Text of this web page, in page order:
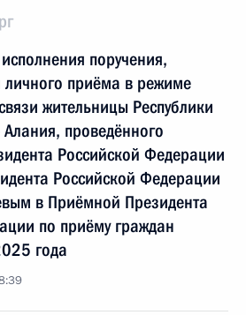
поручения,
личного приёма в режиме
жительницы Республики
проведённого
Российской Федерации
Российской Федерации
в Приёмной Президента
по приёму граждан
года